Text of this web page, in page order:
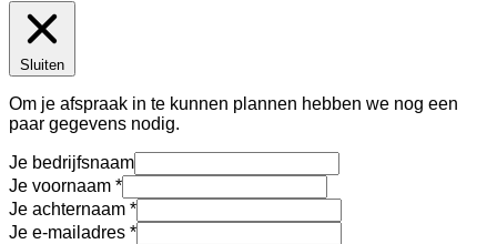
Sluiten
Om je afspraak in te kunnen plannen hebben we nog een
paar gegevens nodig.
Je bedrijfsnaam
Je voornaam
Je achternaam
Je e-mailadres